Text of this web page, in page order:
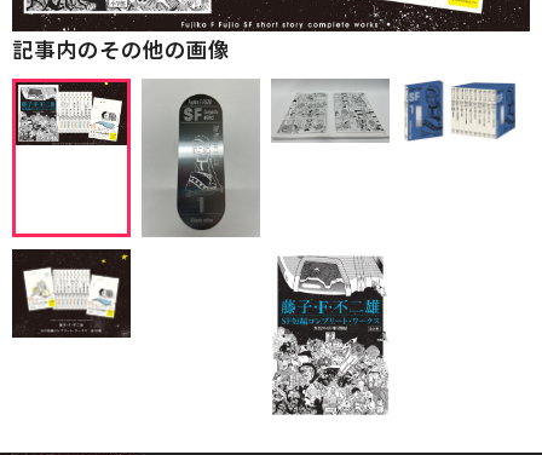
記事内のその他の画像